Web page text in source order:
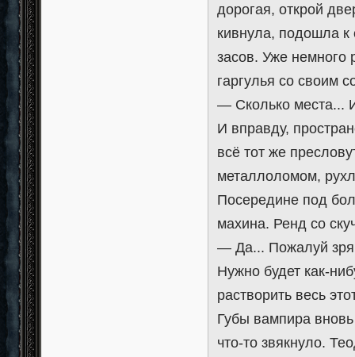
дорогая, открой
кивнула, подошла к
засов. Уже немного
гаргулья со своим
— Сколько места...
И вправду,
всё тот же
металлоломом,
Посередине под
махина. Ренд со
— Да... Пожалуй зря
Нужно будет как-
растворить весь
Губы вампира
что-то звякнуло.